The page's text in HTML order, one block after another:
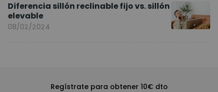
Diferencia sillón reclinable fijo vs. sillón
elevable
08/02/2024
Regístrate para obtener 10€ dto